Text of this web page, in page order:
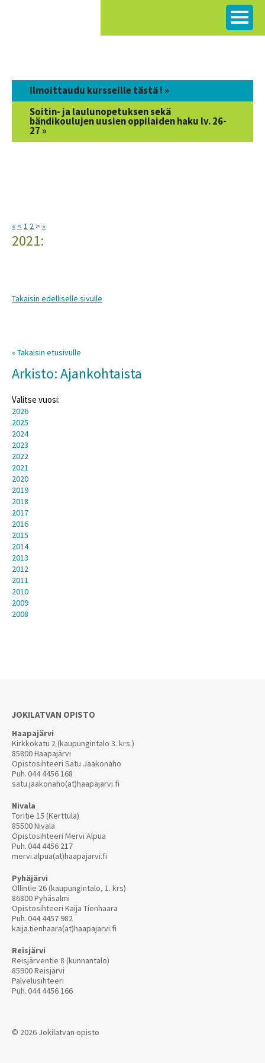
Ilmoittaudu kursseille tästä ! »
Soitin- ja laulunopetuksen sekä
bändikoulujen uusien oppilaiden haku lv. 26-
27 »
« < 1 2 > »
2021:
Takaisin edelliselle sivulle
« Takaisin etusivulle
Arkisto: Ajankohtaista
Valitse vuosi:
2026
2025
2024
2023
2022
2021
2020
2019
2018
2017
2016
2015
2014
2013
2012
2011
2010
2009
2008
JOKILATVAN OPISTO
Haapajärvi
Kirkkokatu 2 (kaupungintalo 3. krs.)
85800 Haapajärvi
Opistosihteeri Satu Jaakonaho
Puh.044 4456 168
satu.jaakonaho(at)haapajarvi.fi
Nivala
Toritie 15 (Kerttula)
85500 Nivala
Opistosihteeri Mervi Alpua
Puh.044 4456 217
mervi.alpua(at)haapajarvi.fi
Pyhäjärvi
Ollintie 26 (kaupungintalo, 1. krs)
86800 Pyhäsalmi
Opistosihteeri Kaija Tienhaara
Puh.044 4457 982
kaija.tienhaara(at)haapajarvi.fi
Reisjärvi
Reisjärventie 8 (kunnantalo)
85900 Reisjärvi
Palvelusihteeri
Puh.044 4456 166
© 2026 Jokilatvan opisto